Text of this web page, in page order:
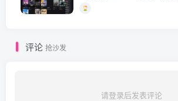
评论 抢沙发
请登录后发表评论